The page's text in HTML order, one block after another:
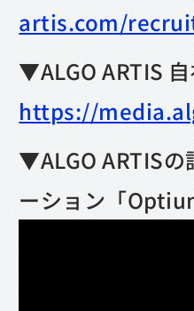
artis.com/
▼ALGO ARTIS
https://
▼ALGO ARTISの
ーション「